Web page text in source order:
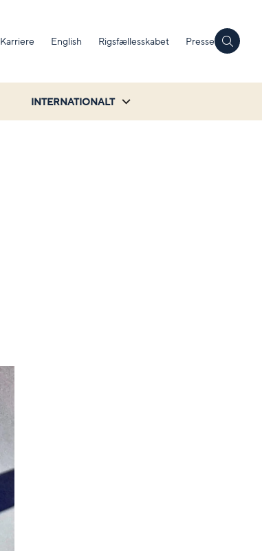
Karriere English Rigsfællesskabet Presse
INTERNATIONALT